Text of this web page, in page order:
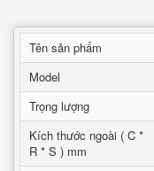
Tên sản phẩm
Model
Trọng lượng
Kích thước ngoài ( C *
R * S ) mm